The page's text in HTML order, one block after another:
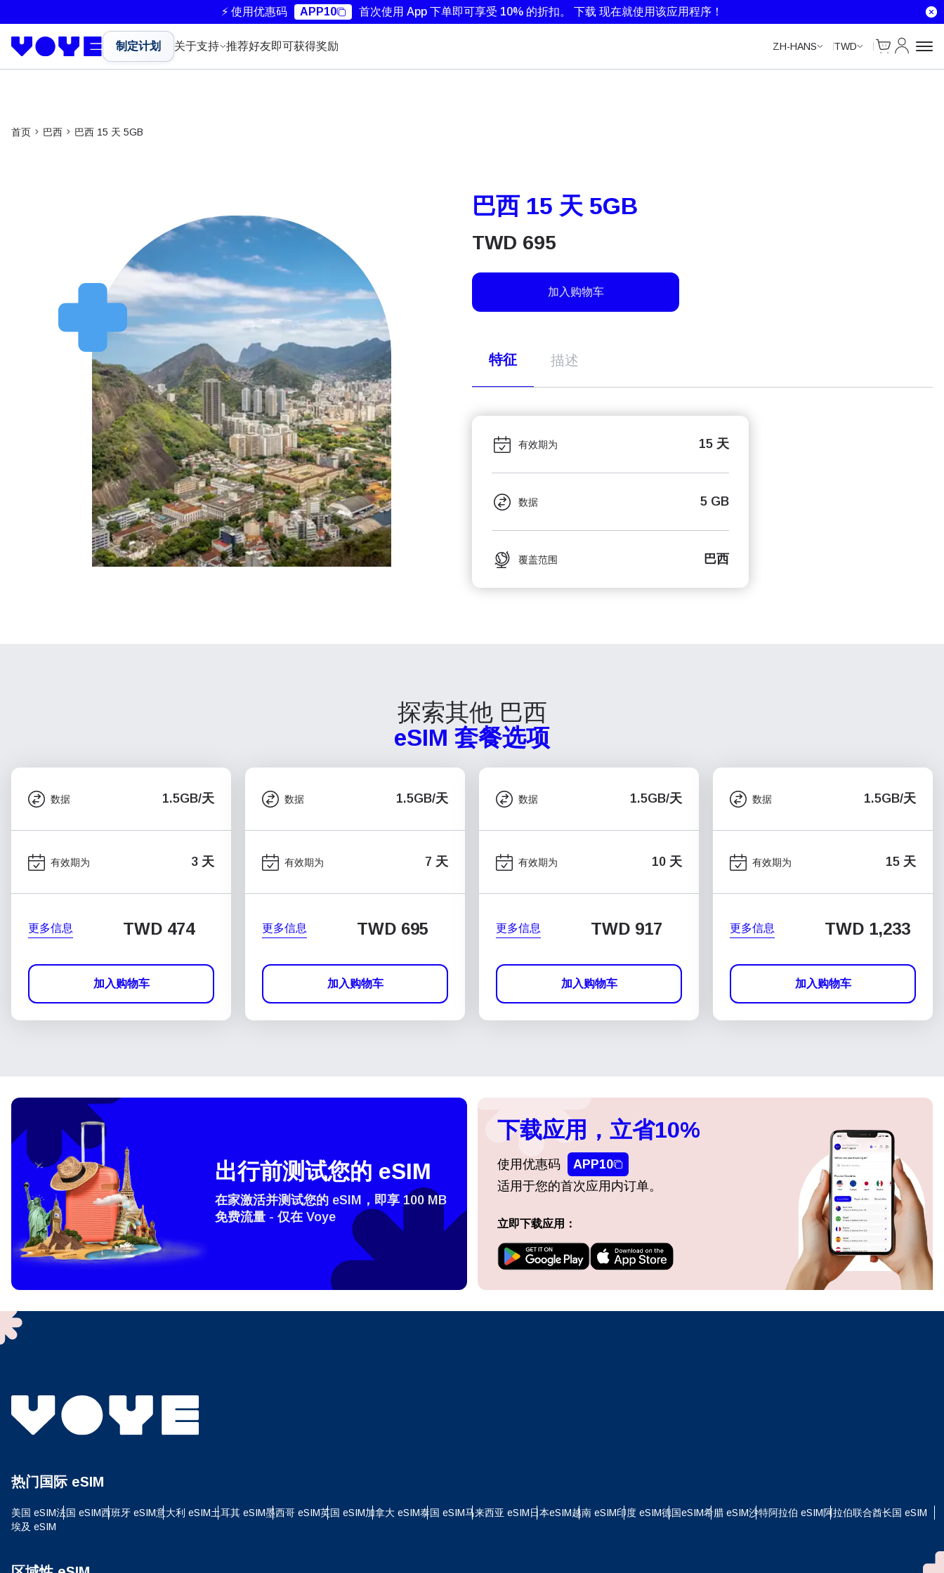
⚡ 使用优惠码 APP10 首次使用 App 下单即可享受 10% 的折扣。 下载 现在就使用该应用程序！
制定计划 关于支持 推荐好友即可获得奖励 ZH-HANS TWD
Cart
我的账户
首页 巴西 巴西 15 天 5GB
巴西 15 天 5GB
TWD 695
加入购物车
特征 描述
有效期为 15 天
数据 5 GB
覆盖范围 巴西
探索其他 巴西
eSIM 套餐选项
数据 1.5GB/天
有效期为 3 天
更多信息 TWD 474
加入购物车
数据 1.5GB/天
有效期为 7 天
更多信息 TWD 695
加入购物车
数据 1.5GB/天
有效期为 10 天
更多信息 TWD 917
加入购物车
数据 1.5GB/天
有效期为 15 天
更多信息 TWD 1,233
加入购物车
How do I get my eSim?
To get your eSIM, start by checking if your device supports eSIM
They will provide you with a QR code or activation details that you can scan
出行前测试您的 eSIM
在家激活并测试您的 eSIM，即享 100 MB
免费流量 - 仅在 Voye
下载应用，立省10%
使用优惠码
APP10
适用于您的首次应用内订单。
立即下载应用：
热门国际 eSIM
美国 eSIM法国 eSIM西班牙 eSIM意大利 eSIM土耳其 eSIM墨西哥 eSIM英国 eSIM加拿大 eSIM泰国 eSIM马来西亚 eSIM日本eSIM越南 eSIM印度 eSIM德国eSIM希腊 eSIM沙特阿拉伯 eSIM阿拉伯联合酋长国 eSIM
埃及 eSIM
登录或注册